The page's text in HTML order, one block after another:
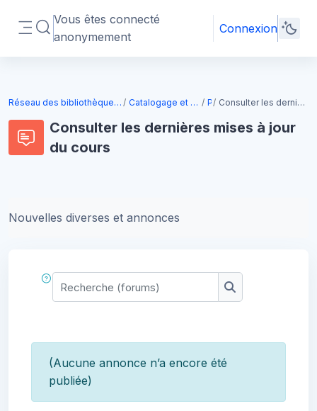
Panneau latéral
Activer/désactiver la saisie de recherche
Vous êtes connecté
anonymement
Connexion
Réseau des bibliothèques de l'Université de Toulouse Catalogage et gestion des données P1B Consulter les dernières mises à jour du cours
Consulter les dernières mises à jour
du cours
Nouvelles diverses et annonces
Recherche (forums)
Recherche
(Aucune annonce n’a encore été
publiée)